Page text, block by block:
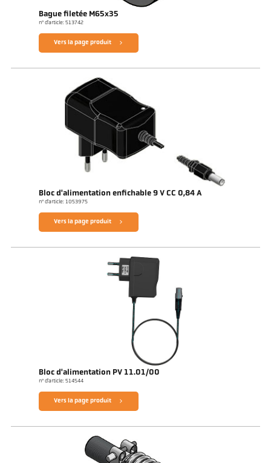
Bague filetée M65x35
n° d'article: 513742
Vers la page produit
Bloc d'alimentation enfichable 9 V CC 0,84 A
n° d'article: 1053975
Vers la page produit
Bloc d'alimentation PV 11.01/00
n° d'article: 514544
Vers la page produit